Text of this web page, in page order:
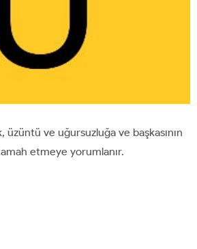
ve uğursuzluğa ve başkasının
etmeye yorumlanır.